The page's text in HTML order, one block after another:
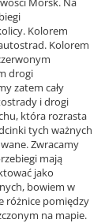
Kolorem
Kolorem
drogi
zatem cały
i drogi
która rozrasta
tych ważnych
Zwracamy
mają
jako
bowiem w
różnice pomiędzy
na mapie.